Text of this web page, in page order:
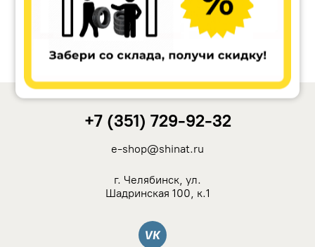
Remain
Carwel
+7 (351) 729-92-32
e-shop@shinat.ru
г. Челябинск, ул.
Шадринская 100, к.1
Вконтакте